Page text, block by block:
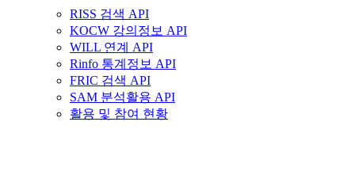
RISS 검색 API
KOCW 강의정보 API
WILL 연계 API
Rinfo 통계정보 API
FRIC 검색 API
SAM 분석활용 API
활용 및 참여 현황